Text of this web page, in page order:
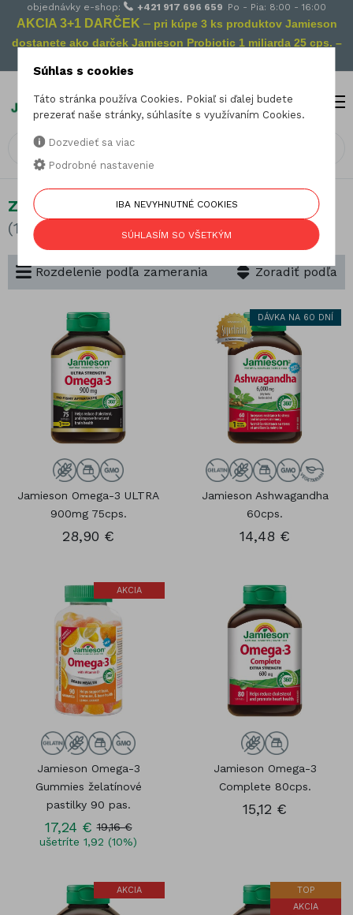
objednávky e-shop: +421 917 696 659 Po - Pia: 8:00 - 16:00
AKCIA 3+1 DARČEK – pri kúpe 3 ks produktov Jamieson
dostanete ako darček Jamieson Probiotic 1 miliarda 25 cps. –
0
Zdravý mozog
(17 produktov)
Zoradiť podľa
Rozdelenie podľa zamerania
Jamieson Omega-3 ULTRA
900mg 75cps.
28,90 €
DÁVKA NA 60 DNÍ
Jamieson Ashwagandha
60cps.
14,48 €
AKCIA
Jamieson Omega-3
Gummies želatínové
pastilky 90 pas.
17,24 € 19,16 €
ušetríte 1,92 (10%)
Jamieson Omega-3
Complete 80cps.
15,12 €
AKCIA
TOP
AKCIA
Súhlas s cookies
Táto stránka používa Cookies. Pokiaľ si ďalej budete
prezerať naše stránky, súhlasíte s využívaním Cookies.
Dozvedieť sa viac
Podrobné nastavenie
IBA NEVYHNUTNÉ COOKIES
SÚHLASÍM SO VŠETKÝM